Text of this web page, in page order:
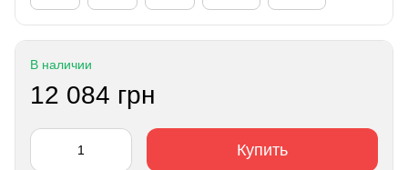
В наличии
12 084 грн
Купить